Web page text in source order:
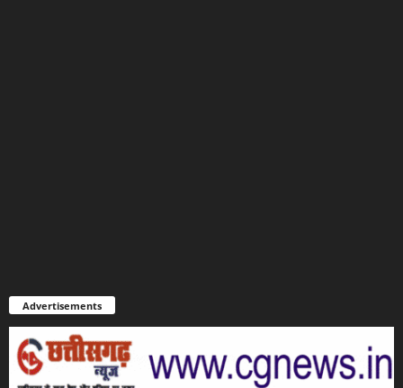
Advertisements